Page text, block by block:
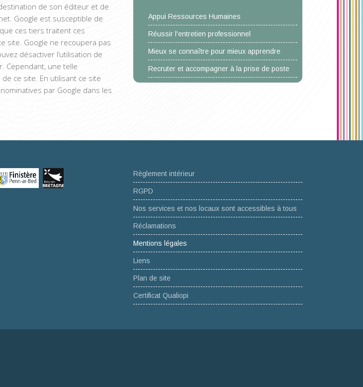
de son éditeur et de
Google est susceptible de
ces tiers traitent ces
site. Google ne recoupera pas
désactiver l’utilisation de
Cependant, une telle
ce site. En utilisant ce site
par Google dans les
Appui Ressources Humaines
Réussir l'entretien professionnel
Mieux se connaître pour mieux apprendre
Recruter et accompagner à la prise de poste
Règlement intérieur
RGPD
Nos services et nos locaux sont accessibles à tous
Réclamations
Mentions légales
Liens
Plan de site
Certificat Qualiopi